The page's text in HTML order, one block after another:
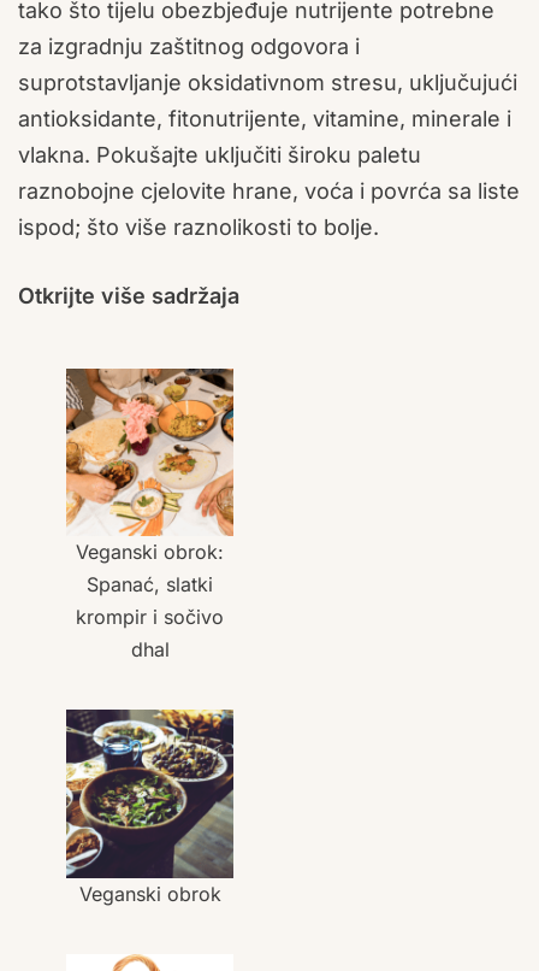
tako što tijelu obezbjeđuje nutrijente potrebne
za izgradnju zaštitnog odgovora i
suprotstavljanje oksidativnom stresu, uključujući
antioksidante, fitonutrijente, vitamine, minerale i
vlakna. Pokušajte uključiti široku paletu
raznobojne cjelovite hrane, voća i povrća sa liste
ispod; što više raznolikosti to bolje.
Otkrijte više sadržaja
Veganski obrok:
Spanać, slatki
krompir i sočivo
dhal
Veganski obrok